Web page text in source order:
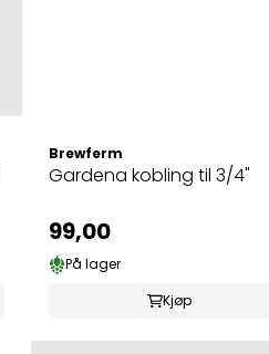
Brewferm
Gardena kobling til 3/4"
99,00
På lager
Kjøp